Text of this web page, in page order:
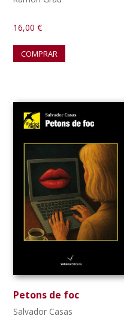
16,00€
COMPRAR
Petons de foc
Salvador Casas